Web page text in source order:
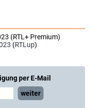
(RTL+ Premium)
(RTLup)
per E-Mail
weiter